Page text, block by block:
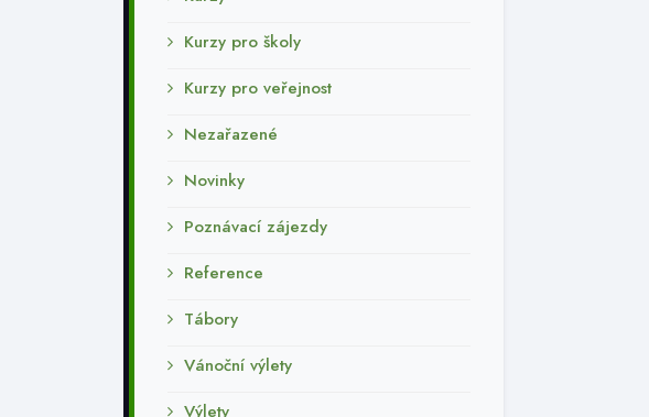
Kurzy pro školy
Kurzy pro veřejnost
Nezařazené
Novinky
Poznávací zájezdy
Reference
Tábory
Vánoční výlety
Výlety